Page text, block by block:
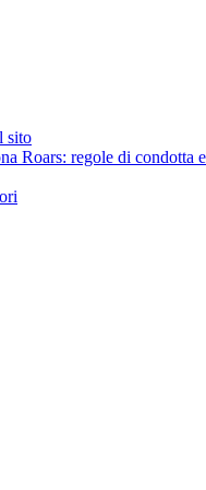
sito
Roars: regole di condotta